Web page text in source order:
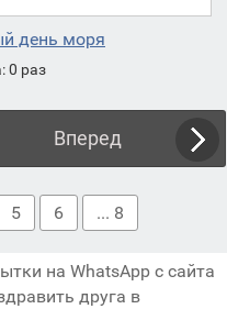
день моря
0 раз
Вперед
5 6 ... 8
на WhatsApp с сайта
друга в